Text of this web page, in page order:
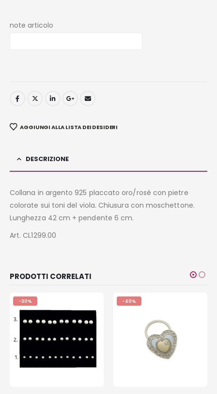
note articolo
AGGIUNGI ALLA LISTA DEI DESIDERI
DESCRIZIONE
Collana in argento 925 placcato oro/rosè con pietre
colorate sui toni del viola. Chiusura con moschettone.
Lunghezza 42 cm + pendente 6 cm.
Art. CL1299.00
PRODOTTI CORRELATI
-30% -40%